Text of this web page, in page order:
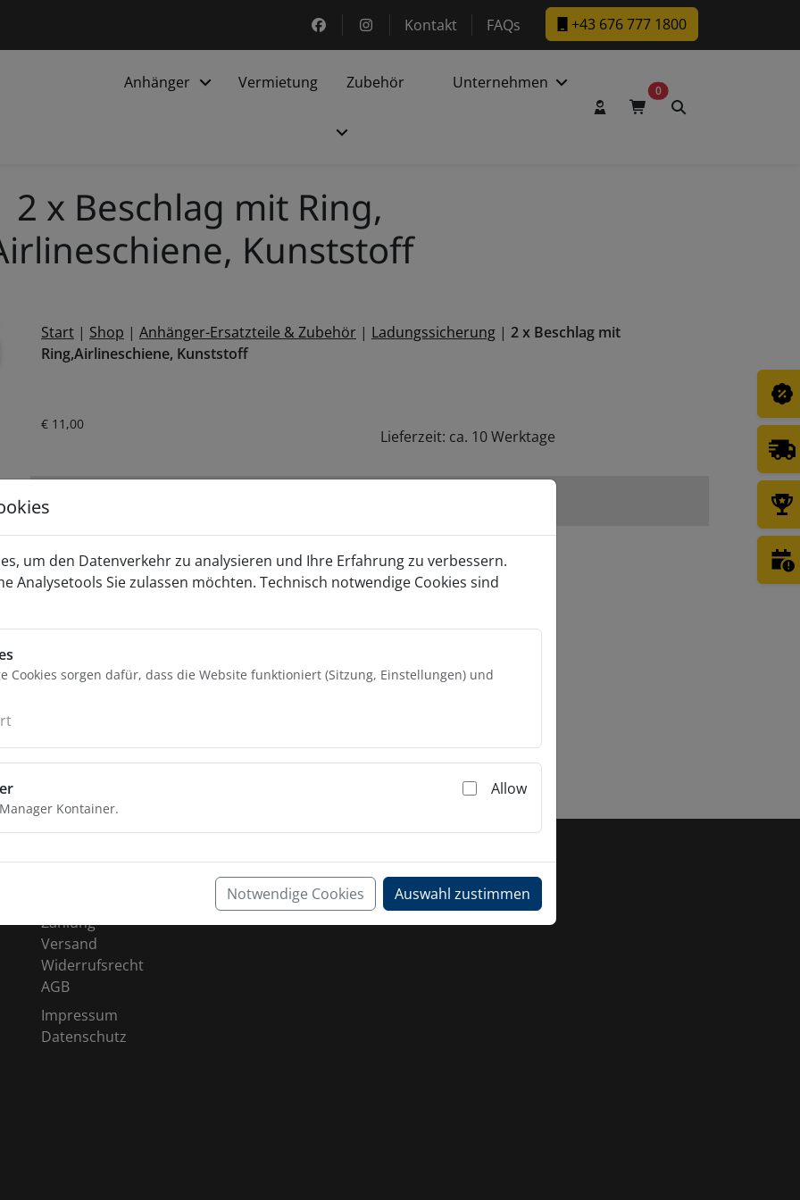
https://www.facebook.com/DaltecAustria
https://www.instagram.com/daltec_trailers
Kontakt FAQs +43 676 777 1800
Anhänger Vermietung Zubehör
Unternehmen
Benutzerkonto
Warenkorb
0
2 x Beschlag mit Ring,
Kunststoff
für 2 x Beschlag mit Ring,Airlineschiene, Kunststoff öffnen
Start | Shop | Anhänger-Ersatzteile & Zubehör | Ladungssicherung | 2 x Beschlag mit
Ring,Airlineschiene, Kunststoff
€ 11,00Aktueller Preis ist: € 11,00.
Lieferzeit: ca. 10 Werktage
Beschlag mit Ring für Airlineschiene
Material Kunststoff
Artikelnummer:013010084-VP
Zahlung
Versand
Widerrufsrecht
AGB
Impressum
Datenschutz
um den Datenverkehr zu analysieren und Ihre Erfahrung zu verbessern.
Analysetools Sie zulassen möchten. Technisch notwendige Cookies sind
Cookies sorgen dafür, dass die Website funktioniert (Sitzung, Einstellungen) und
Kontainer.
Allow
Notwendige Cookies Auswahl zustimmen